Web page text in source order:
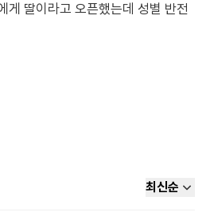
게 딸이라고 오픈했는데 성별 반전
최신순